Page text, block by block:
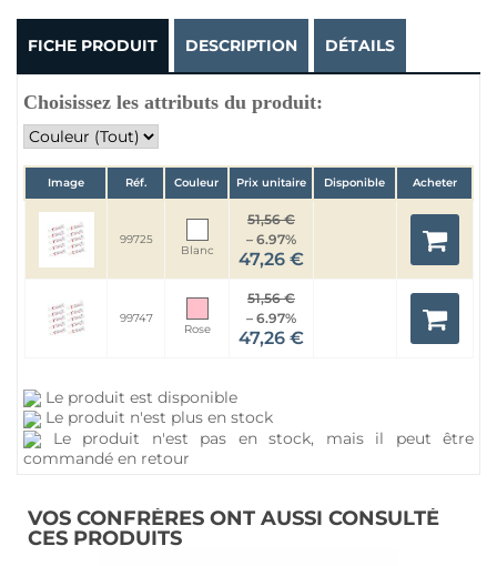
FICHE PRODUIT DESCRIPTION DÉTAILS
Choisissez les attributs du produit:
Image Réf. Couleur Prix unitaire Disponible Acheter
99725
Blanc
51,56 €
– 6.97%
47,26 €
99747
Rose
51,56 €
– 6.97%
47,26 €
Le produit est disponible
Le produit n'est plus en stock
Le produit n'est pas en stock, mais il peut être
commandé en retour
VOS CONFRÈRES ONT AUSSI CONSULTÉ
CES PRODUITS